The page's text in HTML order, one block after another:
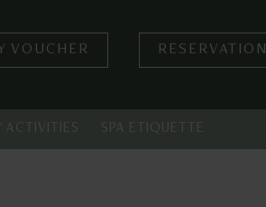
VOUCHER RESERVATION
ACTIVITIES SPA ETIQUETTE